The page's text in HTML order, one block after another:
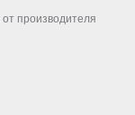
производителя